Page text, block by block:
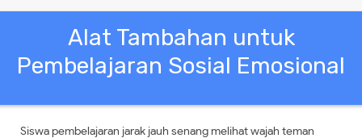
Alat Tambahan untuk
Pembelajaran Sosial Emosional
Siswa pembelajaran jarak jauh senang melihat wajah teman